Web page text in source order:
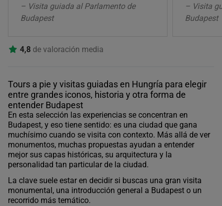
– Visita guiada al Parlamento de
Budapest
– Visita
Budapest
4,8 de valoración media
Tours a pie y visitas guiadas en Hungría para elegir
entre grandes iconos, historia y otra forma de
entender Budapest
En esta selección las experiencias se concentran en
Budapest, y eso tiene sentido: es una ciudad que gana
muchísimo cuando se visita con contexto. Más allá de ver
monumentos, muchas propuestas ayudan a entender
mejor sus capas históricas, su arquitectura y la
personalidad tan particular de la ciudad.
La clave suele estar en decidir si buscas una gran visita
monumental, una introducción general a Budapest o un
recorrido más temático.